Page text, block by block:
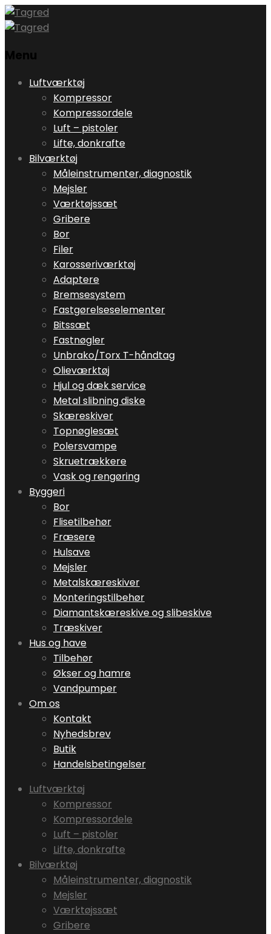
Menu
Skip
content
Luftværktøj
Kompressor
Kompressordele
Luft – pistoler
Lifte, donkrafte
Bilværktøj
Måleinstrumenter, diagnostik
Mejsler
Værktøjssæt
Gribere
Bor
Filer
Karosseriværktøj
Adaptere
Bremsesystem
Fastgørelseselementer
Bitssæt
Fastnøgler
Unbrako/Torx T-håndtag
Olieværktøj
Hjul og dæk service
Metal slibning diske
Skæreskiver
Topnøglesæt
Polersvampe
Skruetrækkere
Vask og rengøring
Byggeri
Bor
Flisetilbehør
Fræsere
Hulsave
Mejsler
Metalskæreskiver
Monteringstilbehør
Diamantskæreskive og slibeskive
Træskiver
Hus og have
Tilbehør
Økser og hamre
Vandpumper
Om os
Kontakt
Nyhedsbrev
Butik
Handelsbetingelser
Luftværktøj
Kompressor
Kompressordele
Luft – pistoler
Lifte, donkrafte
Bilværktøj
Måleinstrumenter, diagnostik
Mejsler
Værktøjssæt
Gribere